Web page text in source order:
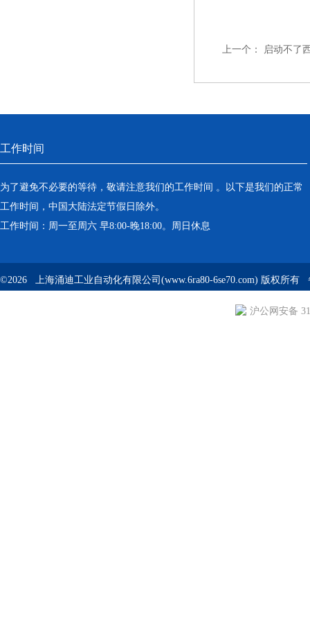
上一个： 启动不了
工作时间
为了避免不必要的等待，敬请注意我们的工作时间 。以下是我们的正常
工作时间，中国大陆法定节假日除外。
工作时间：周一至周六 早8:00-晚18:00。周日休息
©2026 上海涌迪工业自动化有限公司(www.6ra80-6se70.com) 版权所有
沪公网安备